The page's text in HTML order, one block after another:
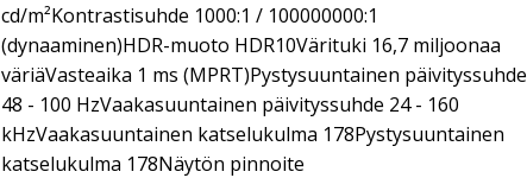
cd/m²Kontrastisuhde 1000:1 / 100000000:1
(dynaaminen)HDR-muoto HDR10Värituki 16,7 miljoonaa
väriäVasteaika 1 ms (MPRT)Pystysuuntainen päivityssuhde
48 - 100 HzVaakasuuntainen päivityssuhde 24 - 160
kHzVaakasuuntainen katselukulma 178Pystysuuntainen
katselukulma 178Näytön pinnoite